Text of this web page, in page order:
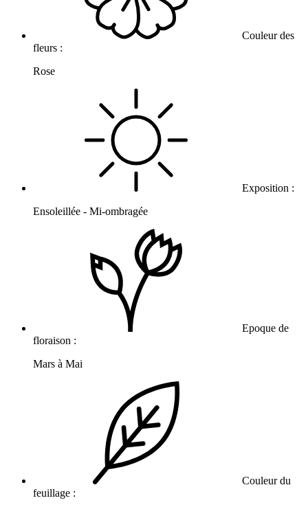
Couleur des
fleurs :
Rose
Exposition :
Ensoleillée - Mi-ombragée
Epoque de
floraison :
Mars à Mai
Couleur du
feuillage :